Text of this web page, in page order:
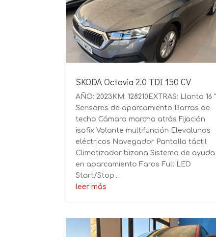
SKODA Octavia 2.0 TDI 150 CV
AÑO: 2023KM: 128210EXTRAS: Llanta 16 "
Sensores de aparcamiento Barras de
techo Cámara marcha atrás Fijación
isofix Volante multifunción Elevalunas
eléctricos Navegador Pantalla táctil
Climatizador bizona Sistema de ayuda
en aparcamiento Faros Full LED
Start/Stop...
leer más